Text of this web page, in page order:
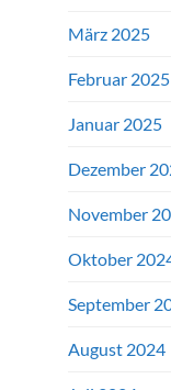
März 2025
Februar 2025
Januar 2025
Dezember
November
Oktober
September
August 2024